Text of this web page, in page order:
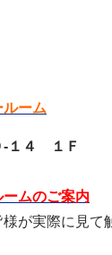
ーム
-１４ １Ｆ
ムのご案内
が実際に見て